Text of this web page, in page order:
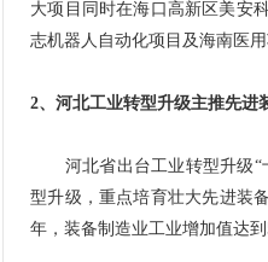
大项目同时在海口高新区美安
志机器人自动化项目及海南医用
2、河北工业转型升级主推先进
河北省出台工业转型升级“
型升级，重点培育壮大先进装
年，装备制造业工业增加值达